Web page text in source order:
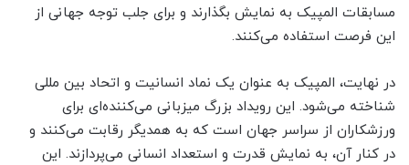
مسابقات المپیک به نمایش بگذارند و برای جلب توجه جهانی از
این فرصت استفاده می‌کنند.
در نهایت، المپیک به عنوان یک نماد انسانیت و اتحاد بین مللی
شناخته می‌شود. این رویداد بزرگ میزبانی می‌کننده‌ای برای
ورزشکاران از سراسر جهان است که به همدیگر رقابت می‌کنند و
در کنار آن، به نمایش قدرت و استعداد انسانی می‌پردازند. این